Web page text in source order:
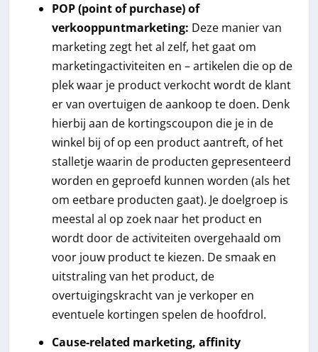
POP (point of purchase) of
verkooppuntmarketing: Deze manier van
marketing zegt het al zelf, het gaat om
marketingactiviteiten en – artikelen die op de
plek waar je product verkocht wordt de klant
er van overtuigen de aankoop te doen. Denk
hierbij aan de kortingscoupon die je in de
winkel bij of op een product aantreft, of het
stalletje waarin de producten gepresenteerd
worden en geproefd kunnen worden (als het
om eetbare producten gaat). Je doelgroep is
meestal al op zoek naar het product en
wordt door de activiteiten overgehaald om
voor jouw product te kiezen. De smaak en
uitstraling van het product, de
overtuigingskracht van je verkoper en
eventuele kortingen spelen de hoofdrol.
Cause-related marketing, affinity